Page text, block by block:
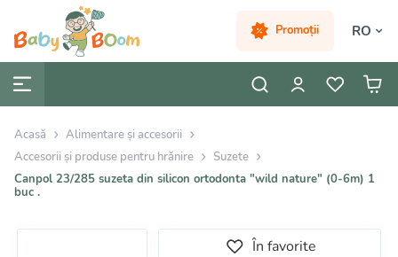
Promoții RO
Acasă
Alimentare și accesorii
Accesorii și produse pentru hrănire
Suzete
Canpol 23/285 suzeta din silicon ortodonta "wild nature" (0-6m) 1
buc .
În favorite